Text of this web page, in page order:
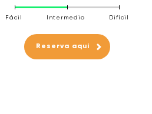
Fácil Intermedio Difícil
Reserva aqui